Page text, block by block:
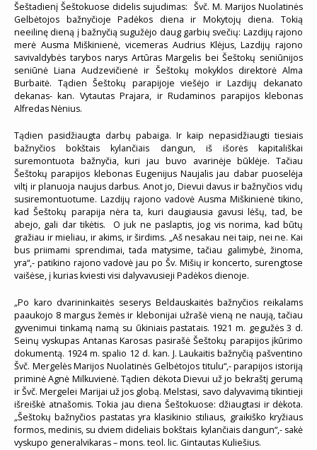
Šeštadienį Šeštokuose didelis sujudimas: Švč. M. Marijos Nuolatinės
Gelbėtojos bažnyčioje Padėkos diena ir Mokytojų diena. Tokią
neeilinę dieną į bažnyčią sugužėjo daug garbių svečių: Lazdijų rajono
merė Ausma Miškinienė, vicemeras Audrius Klėjus, Lazdijų rajono
savivaldybės tarybos narys Artūras Margelis bei Šeštokų seniūnijos
seniūnė Liana Audzevičienė ir Šeštokų mokyklos direktorė Alma
Burbaitė. Tądien Šeštokų parapijoje viešėjo ir Lazdijų dekanato
dekanas- kan. Vytautas Prajara, ir Rudaminos parapijos klebonas
Alfredas Nėnius.
Tądien pasidžiaugta darbų pabaiga. Ir kaip nepasidžiaugti tiesiais
bažnyčios bokštais kylančiais dangun, iš išorės kapitališkai
suremontuota bažnyčia, kuri jau buvo avarinėje būklėje. Tačiau
Šeštokų parapijos klebonas Eugenijus Naujalis jau dabar puoselėja
viltį ir planuoja naujus darbus. Anot jo, Dievui davus ir bažnyčios vidų
susiremontuotume. Lazdijų rajono vadovė Ausma Miškinienė tikino,
kad Šeštokų parapija nėra ta, kuri daugiausia gavusi lėšų, tad, be
abejo, gali dar tikėtis. O juk ne paslaptis, jog vis norima, kad būtų
gražiau ir mieliau, ir akims, ir širdims. „Aš nesakau nei taip, nei ne. Kai
bus priimami sprendimai, tada matysime, tačiau galimybė, žinoma,
yra“,- patikino rajono vadovė jau po Šv. Mišių ir koncerto, surengtose
vaišėse, į kurias kviesti visi dalyvavusieji Padėkos dienoje.
„Po karo dvarininkaitės seserys Beldauskaitės bažnyčios reikalams
paaukojo 8 margus žemės ir klebonijai užrašė vieną ne naują, tačiau
gyvenimui tinkamą namą su ūkiniais pastatais. 1921 m. gegužės 3 d.
Seinų vyskupas Antanas Karosas pasirašė Šeštokų parapijos įkūrimo
dokumentą. 1924 m. spalio 12 d. kan. J. Laukaitis bažnyčią pašventino
Švč. Mergelės Marijos Nuolatinės Gelbėtojos titulu“,- parapijos istoriją
priminė Agnė Milkuvienė. Tądien dėkota Dievui už jo bekraštį gerumą
ir Švč. Mergelei Marijai už jos globą. Melstasi, savo dalyvavimą tikintieji
išreiškė atnašomis. Tokia jau diena Šeštokuose: džiaugtasi ir dėkota.
„Šeštokų bažnyčios pastatas yra klasikinio stiliaus, graikiško kryžiaus
formos, medinis, su dviem dideliais bokštais kylančiais dangun“,- sakė
vyskupo generalvikaras – mons. teol. lic. Gintautas Kuliešius.